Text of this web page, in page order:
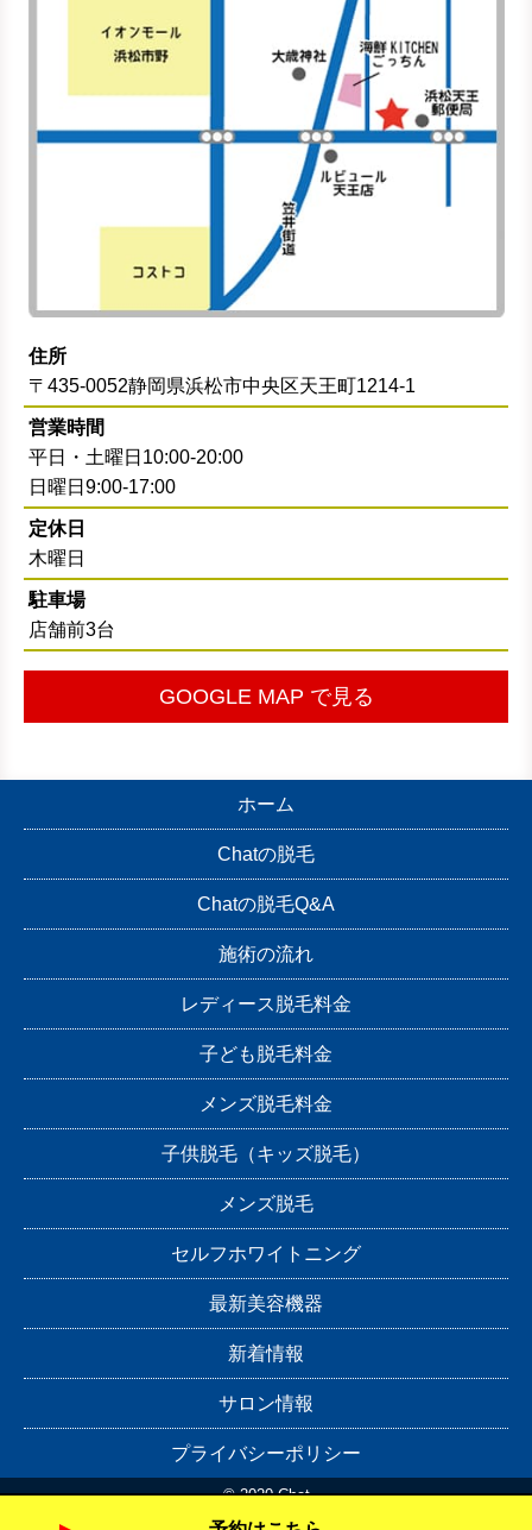
住所
〒435-0052静岡県浜松市中央区天王町1214-1
営業時間
平日・土曜日10:00-20:00
日曜日9:00-17:00
定休日
木曜日
駐車場
店舗前3台
GOOGLE MAP で見る
ホーム
Chatの脱毛
Chatの脱毛Q&A
施術の流れ
レディース脱毛料金
子ども脱毛料金
メンズ脱毛料金
子供脱毛（キッズ脱毛）
メンズ脱毛
セルフホワイトニング
最新美容機器
新着情報
サロン情報
プライバシーポリシー
© 2020 Chat